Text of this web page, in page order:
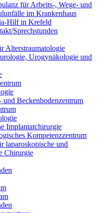
für Arbeits-, Wege- und
im Krankenhaus
Hilf in Krefeld
Sprechstunden
Alterstraumatologie
Urogynäkologie und
und Beckenbodenzentrum
Implantatchirurgie
Kompetenzzentrum
laparoskopische und
Chirurgie